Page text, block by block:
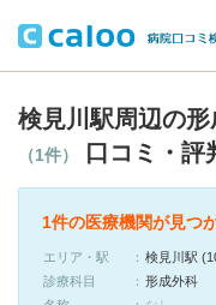
検見川駅周辺の
（1件） 口コミ・評
1件の医療機関が見つ
エリア・駅
検見川駅
診療科目
形成外科